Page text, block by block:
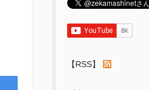
【RSS】